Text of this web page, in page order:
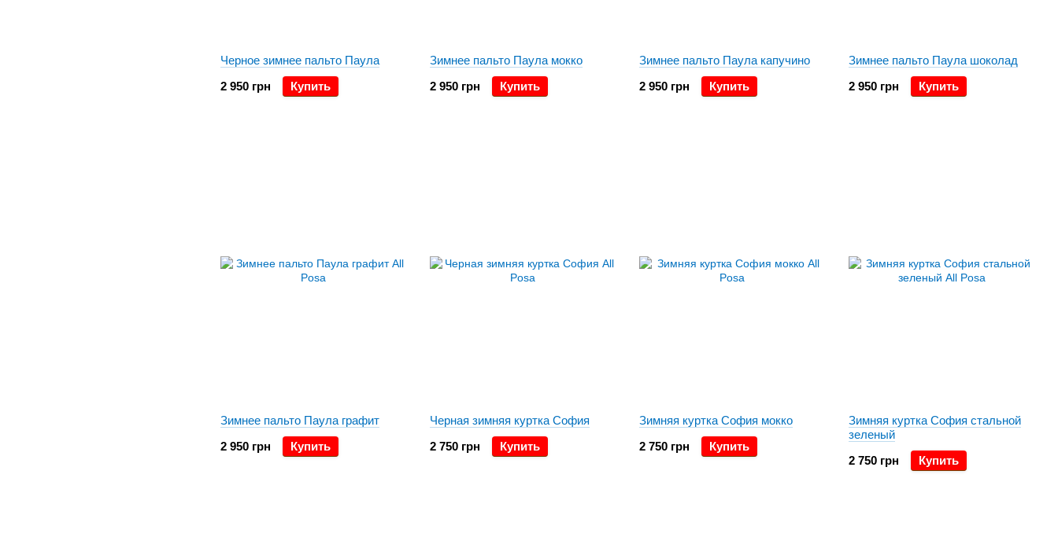
Черное зимнее пальто Паула
2 950 грн
Купить
Зимнее пальто Паула мокко
2 950 грн
Купить
Зимнее пальто Паула капучино
2 950 грн
Купить
Зимнее пальто Паула шоколад
2 950 грн
Купить
Зимнее пальто Паула графит
2 950 грн
Купить
Черная зимняя куртка София
2 750 грн
Купить
Зимняя куртка София мокко
2 750 грн
Купить
Зимняя куртка София стальной
зеленый
2 750 грн
Купить